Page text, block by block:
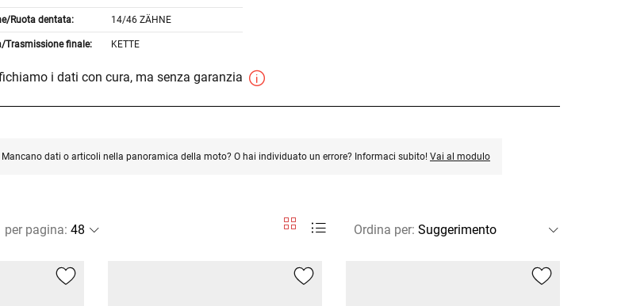
Ruota dentata: 14/46 ZÄHNE
Trasmissione finale: KETTE
i dati con cura, ma senza garanzia
Mancano dati o articoli nella panoramica della moto? O hai individuato un errore? Informaci subito! Vai al modulo
per pagina: Ordina per: